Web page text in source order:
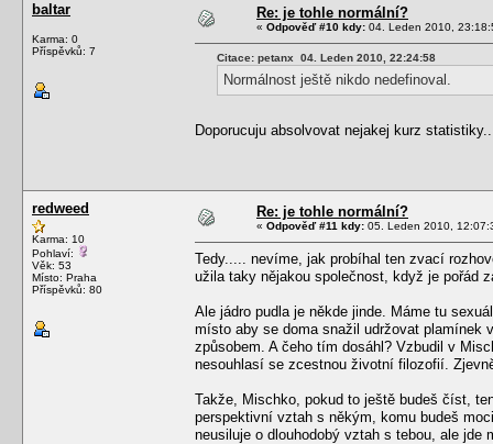
baltar
Karma: 0
Příspěvků: 7
Re: je tohle normální?
« Odpověď #10 kdy: 04. Leden 2010,
Citace: petanx 04. Leden 2010, 22:24:58
Normálnost ještě nikdo nedefinoval.
Doporucuju absolvovat nejakej kurz
redweed
Karma: 10
Pohlaví:
Věk: 53
Místo: Praha
Příspěvků: 80
Re: je tohle normální?
« Odpověď #11 kdy: 05. Leden 2010,
Tedy..... nevíme, jak probíhal ten zvací
užila taky nějakou společnost, když je pořád
Ale jádro pudla je někde jinde. Máme tu
místo aby se doma snažil udržovat plamínek
způsobem. A čeho tím dosáhl? Vzbudil v
nesouhlasí se zcestnou životní filozofií.
Takže, Mischko, pokud to ještě budeš číst,
perspektivní vztah s někým, komu budeš
neusiluje o dlouhodobý vztah s tebou, ale jde